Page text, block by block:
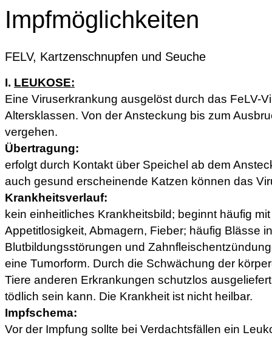
Impfmöglichkeiten
FELV, Kartzenschnupfen und Seuche
I. LEUKOSE:
Eine Viruserkrankung ausgelöst durch das FeLV-
Altersklassen. Von der Ansteckung bis zum
vergehen.
Übertragung:
erfolgt durch Kontakt über Speichel ab dem
auch gesund erscheinende Katzen können das
Krankheitsverlauf:
kein einheitliches Krankheitsbild; beginnt häufig
Appetitlosigkeit, Abmagern, Fieber; häufig Blässe
Blutbildungsstörungen und
eine Tumorform. Durch die Schwächung der
Tiere anderen Erkrankungen schutzlos
tödlich sein kann. Die Krankheit ist nicht heilbar.
Impfschema:
Vor der Impfung sollte bei Verdachtsfällen ein